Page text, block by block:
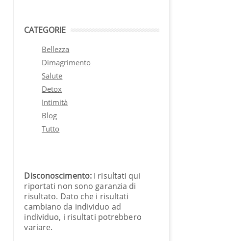
CATEGORIE
Bellezza
Dimagrimento
Salute
Detox
Intimità
Blog
Tutto
Disconoscimento: I risultati qui
riportati non sono garanzia di
risultato. Dato che i risultati
cambiano da individuo ad
individuo, i risultati potrebbero
variare.